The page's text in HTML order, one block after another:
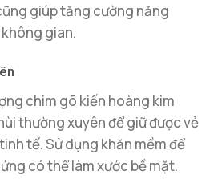
giúp tăng cường năng
gian.
chim gõ kiến hoàng kim
thường xuyên để giữ được vẻ
tế. Sử dụng khăn mềm để
có thể làm xước bề mặt.